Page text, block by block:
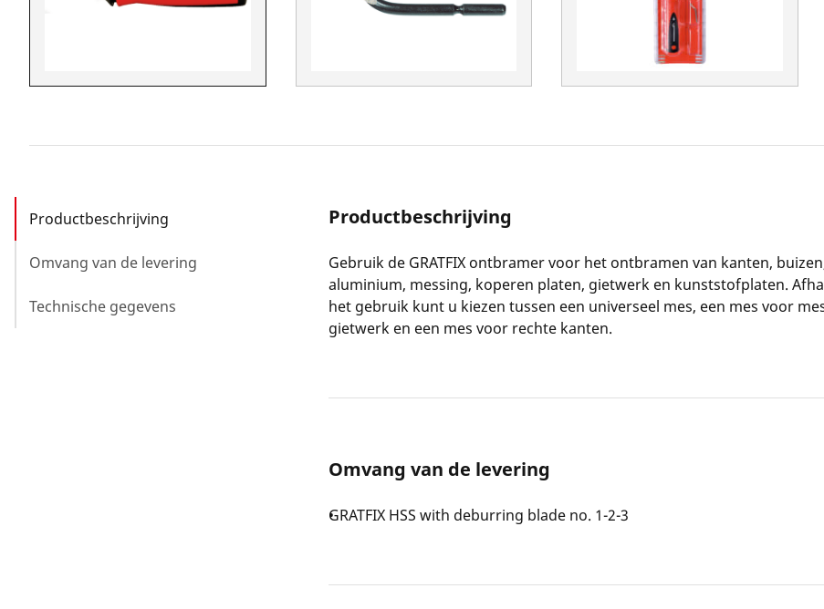
Productbeschrijving
Omvang van de levering
Technische gegevens
Productbeschrijving
Gebruik de GRATFIX ontbramer voor het ontbramen van kanten,
aluminium, messing, koperen platen, gietwerk en kunststofplaten.
het gebruik kunt u kiezen tussen een universeel mes, een mes voor
gietwerk en een mes voor rechte kanten.
Omvang van de levering
GRATFIX HSS with deburring blade no. 1-2-3